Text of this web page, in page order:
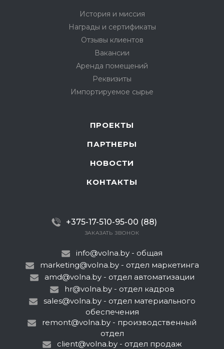
История и миссия
Награды и сертификаты
Отзывы клиентов
Вакансии
Аренда помещений
Реквизиты
Импортируемое сырье
ПРОЕКТЫ
ПАРТНЕРЫ
НОВОСТИ
КОНТАКТЫ
+375-17-510-95-00 (88)
ЗАКАЗАТЬ ЗВОНОК
info@volna.by - общая
marketing@volna.by- отдел маркетинга
amd@volna.by- отдел автоматизации
hr@volna.by- отдел кадров
sales@volna.by- отдел материального
обеспечения
remont@volna.by - производственный
отдел
client@volna.by- отдел продаж